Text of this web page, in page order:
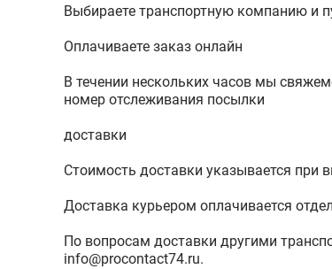
Выбираете транспортную компанию и
Оплачиваете заказ онлайн
В течении нескольких часов мы
номер отслеживания посылки
доставки
Стоимость доставки указывается при
Доставка курьером оплачивается
По вопросам доставки другими
info@procontact74.ru.